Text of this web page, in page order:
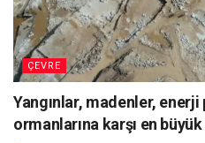
ÇEVRE
Yangınlar, madenler,
ormanlarına karşı en